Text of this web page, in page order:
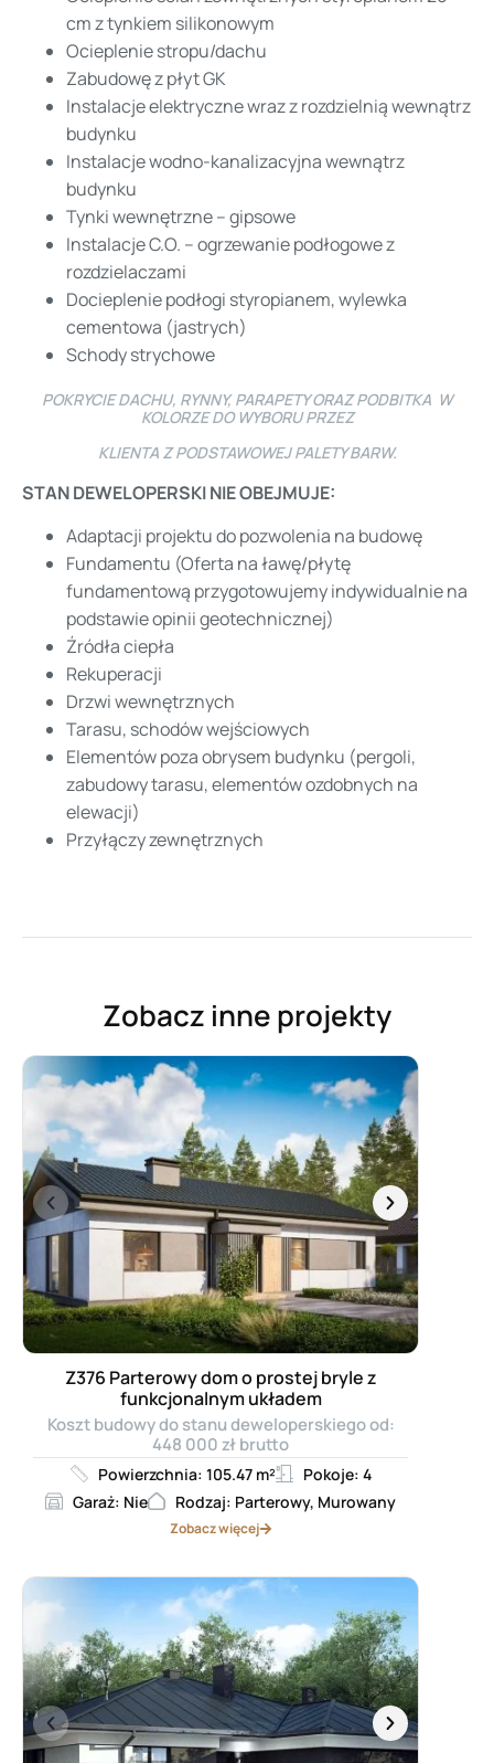
cm z tynkiem silikonowym
Ocieplenie stropu/dachu
Zabudowę z płyt GK
Instalacje elektryczne wraz z rozdzielnią wewnątrz
budynku
Instalacje wodno-kanalizacyjna wewnątrz
budynku
Tynki wewnętrzne – gipsowe
Instalacje C.O. – ogrzewanie podłogowe z
rozdzielaczami
Docieplenie podłogi styropianem, wylewka
cementowa (jastrych)
Schody strychowe
POKRYCIE DACHU, RYNNY, PARAPETY ORAZ PODBITKA W
KOLORZE DO WYBORU PRZEZ
KLIENTA Z PODSTAWOWEJ PALETY BARW.
STAN DEWELOPERSKI NIE OBEJMUJE:
Adaptacji projektu do pozwolenia na budowę
Fundamentu (Oferta na ławę/płytę
fundamentową przygotowujemy indywidualnie na
podstawie opinii geotechnicznej)
Źródła ciepła
Rekuperacji
Drzwi wewnętrznych
Tarasu, schodów wejściowych
Elementów poza obrysem budynku (pergoli,
zabudowy tarasu, elementów ozdobnych na
elewacji)
Przyłączy zewnętrznych
Zobacz inne projekty
Z376 Parterowy dom o prostej bryle z
funkcjonalnym układem
Koszt budowy do stanu deweloperskiego od:
448 000 zł brutto
Powierzchnia: 105.47 m²
Pokoje: 4
Garaż: Nie
Rodzaj: Parterowy, Murowany
Zobacz więcej